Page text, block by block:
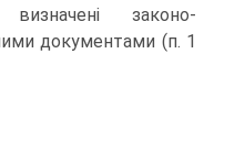
законо-
документами (п. 1